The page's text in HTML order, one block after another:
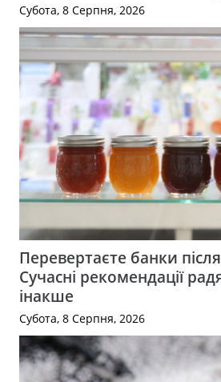
Субота, 8 Серпня, 2026
Перевертаєте банки
Сучасні рекомендації
інакше
Субота, 8 Серпня, 2026